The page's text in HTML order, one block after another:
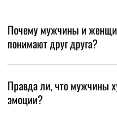
Почему мужчины и
понимают друг друга?
Правда ли, что мужчины
эмоции?